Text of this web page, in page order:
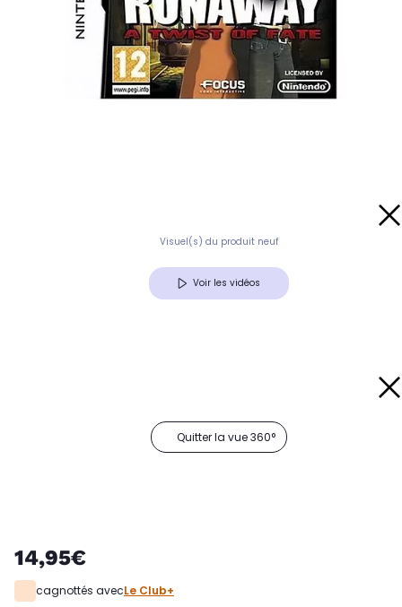
Visuel(s) du produit neuf
Voir les vidéos
Quitter la vue 360°
14,95€
cagnottés avecLe Club+